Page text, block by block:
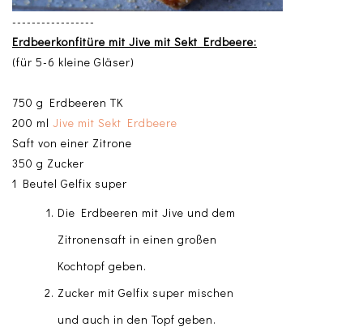
-----------------
Erdbeerkonfitüre mit Jive mit Sekt Erdbeere:
(für 5-6 kleine Gläser)
750 g Erdbeeren TK
200 ml Jive mit Sekt Erdbeere
Saft von einer Zitrone
350 g Zucker
1 Beutel Gelfix super
Die Erdbeeren mit Jive und dem
Zitronensaft in einen großen
Kochtopf geben.
Zucker mit Gelfix super mischen
und auch in den Topf geben.